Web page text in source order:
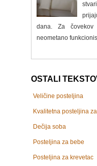
dana. Za
neometano
OSTALI
Veličine posteljina
Kvalitetna posteljina
Dečija soba
Posteljina za bebe
Posteljina za krevetac